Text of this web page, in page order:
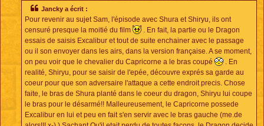
Jancky a écrit :
Pour revenir au sujet Sam, l'épisode avec Shura et Shiryu, ils ont
censuré presque la moitié du film
. En fait, la partie ou le Dragon
essais de saisis Excalibur et tout de suite enchainer avec le passage
ou il son envoyer dans les airs, dans la version française. A se moment,
on peu voir que le chevalier du Capricorne a le bras coupé
. En
realité, Shiryu, pour se saisir de l'epée, découvre exprés sa garde au
coeur pour que son adversaire l'attaque a cette endroit precis. Chose
faite, le bras de Shura planté dans le coeur du dragon, Shiryu lui coupe
le bras pour le désarmé!! Malleureusement, le Capricorne possede
Excalibur en lui et peu en fait s'en servir avec le bras gauche (me.de